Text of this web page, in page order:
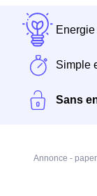
Simple
Sans
Annonce -